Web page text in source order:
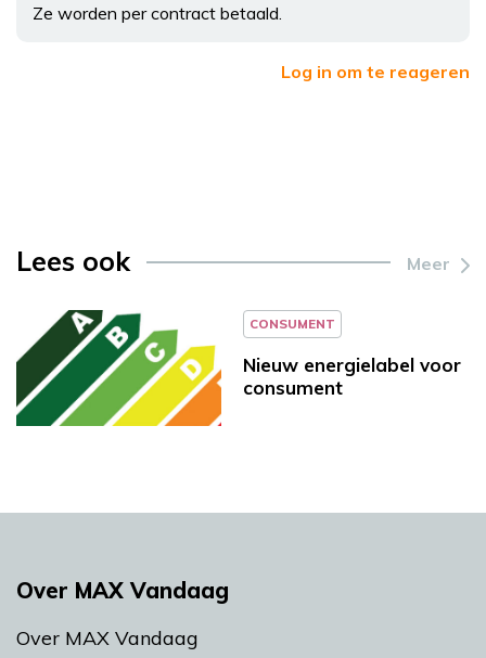
Ze worden per contract betaald.
Log in om te reageren
Lees ook Meer
CONSUMENT
Nieuw energielabel voor
consument
Over MAX Vandaag
Over MAX Vandaag